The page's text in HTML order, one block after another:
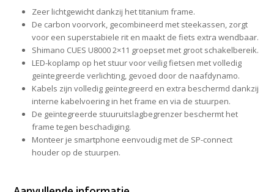
Zeer lichtgewicht dankzij het titanium frame.
De carbon voorvork, gecombineerd met steekassen, zorgt
voor een superstabiele rit en maakt de fiets extra wendbaar.
Shimano CUES U8000 2×11 groepset met groot schakelbereik.
LED-koplamp op het stuur voor veilig fietsen met volledig
geïntegreerde verlichting, gevoed door de naafdynamo.
Kabels zijn volledig geïntegreerd en extra beschermd dankzij
interne kabelvoering in het frame en via de stuurpen.
De geïntegreerde stuuruitslagbegrenzer beschermt het
frame tegen beschadiging.
Monteer je smartphone eenvoudig met de SP-connect
houder op de stuurpen.